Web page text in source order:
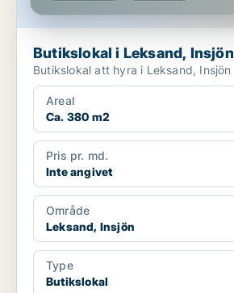
Butikslokal i Leksand, Insjön
Butikslokal att hyra i Leksand, Insjön
Areal
Ca. 380 m2
Pris pr. md.
Inte angivet
Område
Leksand, Insjön
Type
Butikslokal